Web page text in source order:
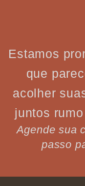
Estamos
que
acolher
juntos
Agende sua
passo